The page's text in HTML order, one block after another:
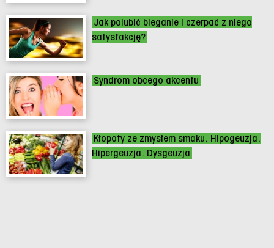
Jak polubić bieganie i czerpać z niego
satysfakcję?
Syndrom obcego akcentu
Kłopoty ze zmysłem smaku. Hipogeuzja.
Hipergeuzja. Dysgeuzja